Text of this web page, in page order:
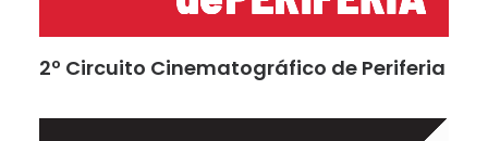
2º Circuito Cinematográfico de Periferia